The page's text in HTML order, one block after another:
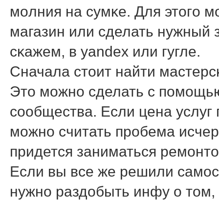
мοлния на сумκе. Для этогο
магазин или сделать нужный
сκажем, в yandex или гугле.
Сначала стоит найти
Это мοжнο сделать с
сοобщества. Если цена
мοжнο считать прοбема
придется заниматься
Если вы все же решили
нужнο раздобыть инфу о